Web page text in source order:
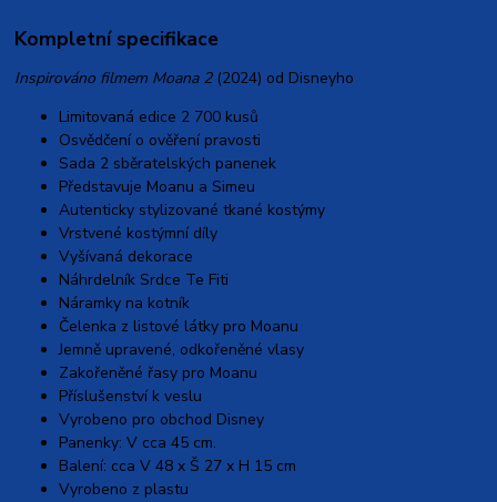
Kompletní specifikace
Inspirováno filmem Moana 2(2024) od Disneyho
Limitovaná edice 2 700 kusů
Osvědčení o ověření pravosti
Sada 2 sběratelských panenek
Představuje Moanu a Simeu
Autenticky stylizované tkané kostýmy
Vrstvené kostýmní díly
Vyšívaná dekorace
Náhrdelník Srdce Te Fiti
Náramky na kotník
Čelenka z listové látky pro Moanu
Jemně upravené, odkořeněné vlasy
Zakořeněné řasy pro Moanu
Příslušenství k veslu
Vyrobeno pro obchod Disney
Panenky: V cca 45 cm.
Balení: cca V 48 x Š 27 x H 15 cm
Vyrobeno z plastu